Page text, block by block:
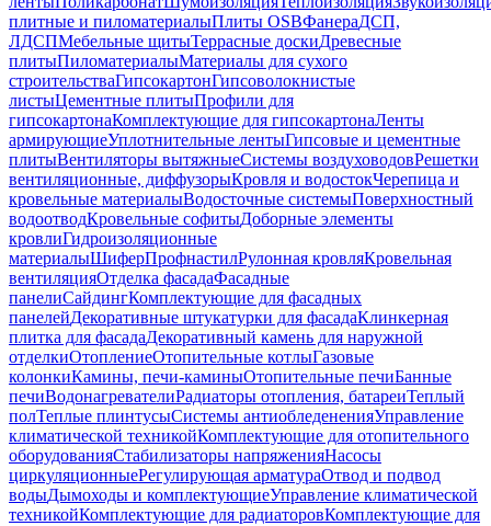
плитные и пиломатериалыПлиты OSBФанераДСП,
ЛДСПМебельные щитыТеррасные доскиДревесные
плитыПиломатериалыМатериалы для сухого
строительстваГипсокартонГипсоволокнистые
листыЦементные плитыПрофили для
гипсокартонаКомплектующие для гипсокартонаЛенты
армирующиеУплотнительные лентыГипсовые и цементные
плитыВентиляторы вытяжныеСистемы воздуховодовРешетки
вентиляционные, диффузорыКровля и водостокЧерепица и
кровельные материалыВодосточные системыПоверхностный
водоотводКровельные софитыДоборные элементы
кровлиГидроизоляционные
материалыШиферПрофнастилРулонная кровляКровельная
вентиляцияОтделка фасадаФасадные
панелиСайдингКомплектующие для фасадных
панелейДекоративные штукатурки для фасадаКлинкерная
плитка для фасадаДекоративный камень для наружной
отделкиОтоплениеОтопительные котлыГазовые
колонкиКамины, печи-каминыОтопительные печиБанные
печиВодонагревателиРадиаторы отопления, батареиТеплый
полТеплые плинтусыСистемы антиобледененияУправление
климатической техникойКомплектующие для отопительного
оборудованияСтабилизаторы напряженияНасосы
циркуляционныеРегулирующая арматураОтвод и подвод
водыДымоходы и комплектующиеУправление климатической
техникойКомплектующие для радиаторовКомплектующие для